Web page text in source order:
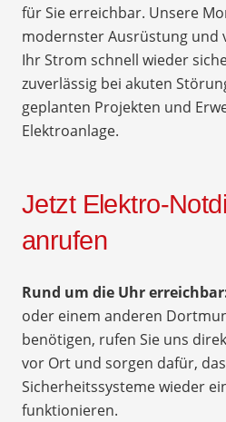
für Sie erreichbar. Unsere
modernster Ausrüstung und
Ihr Strom schnell wieder
zuverlässig bei akuten
geplanten Projekten und
Elektroanlage.
Jetzt Elektro-
anrufen
Rund um die Uhr
oder einem anderen
benötigen, rufen Sie uns
vor Ort und sorgen dafür,
Sicherheitssysteme wieder
funktionieren.